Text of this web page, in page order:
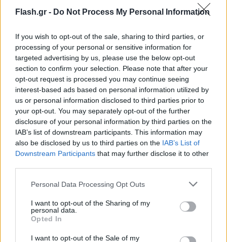
Flash.gr - Do Not Process My Personal Information
If you wish to opt-out of the sale, sharing to third parties, or
processing of your personal or sensitive information for
targeted advertising by us, please use the below opt-out
section to confirm your selection. Please note that after your
opt-out request is processed you may continue seeing
interest-based ads based on personal information utilized by
us or personal information disclosed to third parties prior to
your opt-out. You may separately opt-out of the further
disclosure of your personal information by third parties on the
IAB’s list of downstream participants. This information may
also be disclosed by us to third parties on the IAB’s List of
Downstream Participants that may further disclose it to other
Please note that this website/app uses one or more Google
not limited to your visit or usage behaviour. You may click to
grant or deny consent to Google and its third-party tags to
use your data for below specified purposes in below Google
consent section.
Personal Data Processing Opt Outs
I want to opt-out of the Sharing of my
personal data.
Opted In
I want to opt-out of the Sale of my
FLASH FOCUS